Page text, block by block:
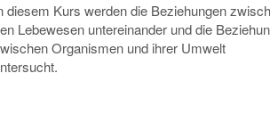
diesem Kurs werden die Beziehungen
Lebewesen untereinander und die
Organismen und ihrer Umwelt